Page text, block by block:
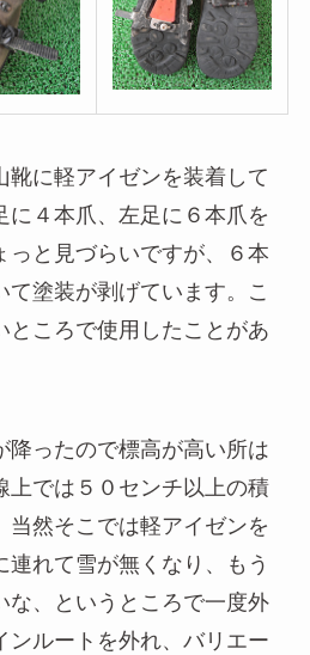
靴に軽アイゼンを装着して
に４本爪、左足に６本爪を
っと見づらいですが、６本
て塗装が剥げています。こ
ところで使用したことがあ
降ったので標高が高い所は
上では５０センチ以上の積
当然そこでは軽アイゼンを
連れて雪が無くなり、もう
な、というところで一度外
ンルートを外れ、バリエー